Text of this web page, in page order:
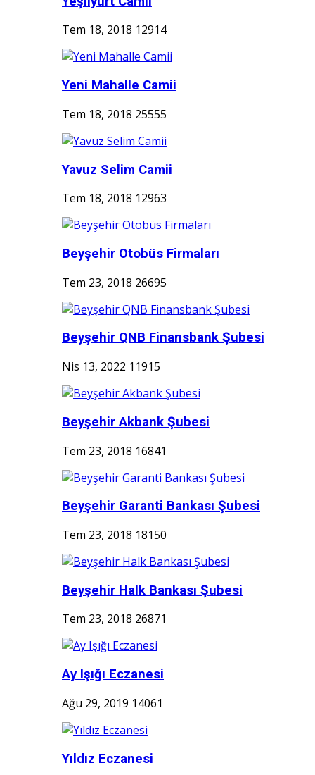
Tem 18, 2018 12914
Yeni Mahalle Camii
Tem 18, 2018 25555
Yavuz Selim Camii
Tem 18, 2018 12963
Beyşehir Otobüs Firmaları
Tem 23, 2018 26695
Beyşehir QNB Finansbank Şubesi
Nis 13, 2022 11915
Beyşehir Akbank Şubesi
Tem 23, 2018 16841
Beyşehir Garanti Bankası Şubesi
Tem 23, 2018 18150
Beyşehir Halk Bankası Şubesi
Tem 23, 2018 26871
Ay Işığı Eczanesi
Ağu 29, 2019 14061
Yıldız Eczanesi